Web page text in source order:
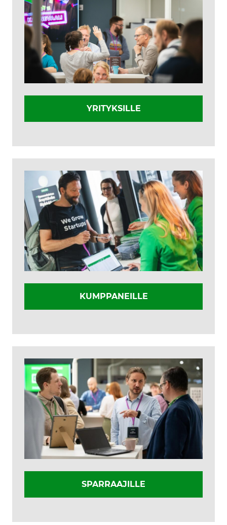
YRITYKSILLE
KUMPPANEILLE
SPARRAAJILLE